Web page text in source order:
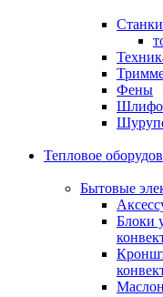
Фены
Тепловое
Бытовые
Блоки